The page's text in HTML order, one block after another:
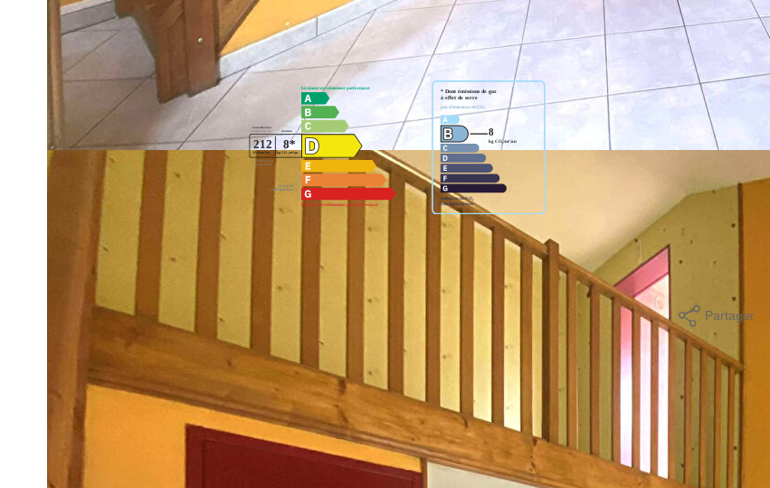
Diagnostics énergétiques
Montant estimé des dépenses annuelles d'énergie pour un usage standard entre 970€ et 1320€. indexées aux années
2021,2022 et 2023 (abonnement compris).
Partager
Nos honoraires
Ce bien est soumis à un diagnostic ERP (État des Risques et Pollutions). Pour en savoir plus, rendez-vous sur